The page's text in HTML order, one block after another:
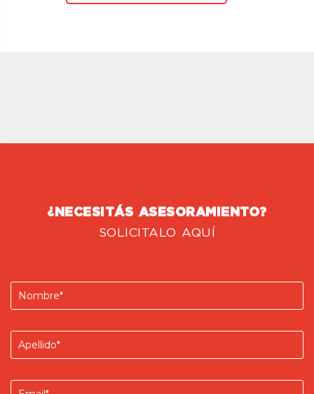
¿NECESITÁS ASESORAMIENTO?
SOLICITALO AQUÍ
Nombre
Apellido
Email